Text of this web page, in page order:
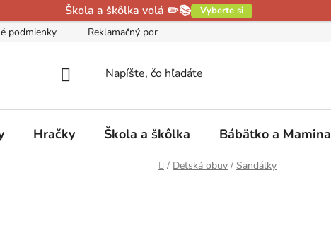
Škola a škôlka volá ✏️📚 Vyberte si
podmienky Reklamačný poriadok
Hračky Škola a škôlka Bábätko a Mamina
Domov
/ Detská obuv / Sandálky